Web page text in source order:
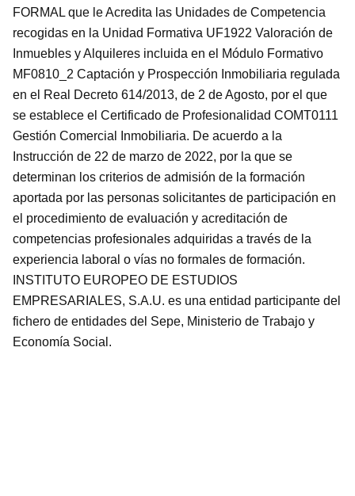
FORMAL que le Acredita las Unidades de Competencia
recogidas en la Unidad Formativa UF1922 Valoración de
Inmuebles y Alquileres incluida en el Módulo Formativo
MF0810_2 Captación y Prospección Inmobiliaria regulada
en el Real Decreto 614/2013, de 2 de Agosto, por el que
se establece el Certificado de Profesionalidad COMT0111
Gestión Comercial Inmobiliaria. De acuerdo a la
Instrucción de 22 de marzo de 2022, por la que se
determinan los criterios de admisión de la formación
aportada por las personas solicitantes de participación en
el procedimiento de evaluación y acreditación de
competencias profesionales adquiridas a través de la
experiencia laboral o vías no formales de formación.
INSTITUTO EUROPEO DE ESTUDIOS
EMPRESARIALES, S.A.U. es una entidad participante del
fichero de entidades del Sepe, Ministerio de Trabajo y
Economía Social.